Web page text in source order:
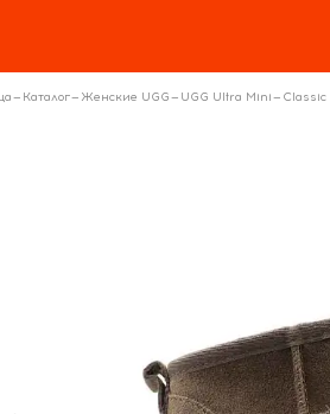
— Каталог— Женские UGG— UGG Ultra Mini—